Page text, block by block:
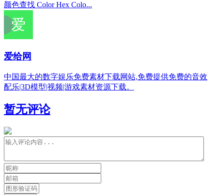
颜色查找 Color Hex Colo...
爱给网
中国最大的数字娱乐免费素材下载网站,免费提供免费的音效
配乐|3D模型|视频|游戏素材资源下载。
暂无评论